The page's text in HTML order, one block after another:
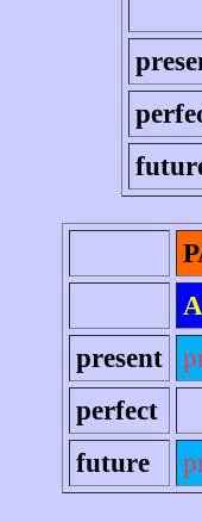
present
perfect
future